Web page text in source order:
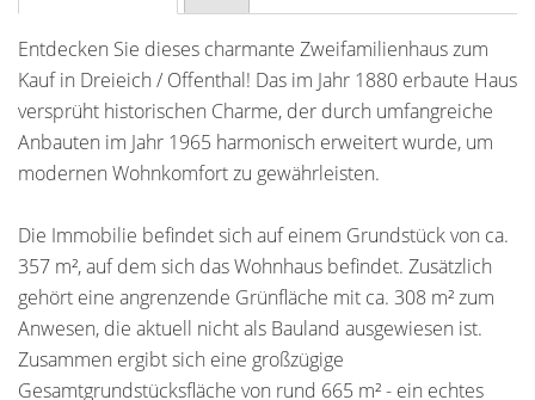
Entdecken Sie dieses charmante Zweifamilienhaus zum
Kauf in Dreieich / Offenthal! Das im Jahr 1880 erbaute Haus
versprüht historischen Charme, der durch umfangreiche
Anbauten im Jahr 1965 harmonisch erweitert wurde, um
modernen Wohnkomfort zu gewährleisten.
Die Immobilie befindet sich auf einem Grundstück von ca.
357 m², auf dem sich das Wohnhaus befindet. Zusätzlich
gehört eine angrenzende Grünfläche mit ca. 308 m² zum
Anwesen, die aktuell nicht als Bauland ausgewiesen ist.
Zusammen ergibt sich eine großzügige
Gesamtgrundstücksfläche von rund 665 m² - ein echtes